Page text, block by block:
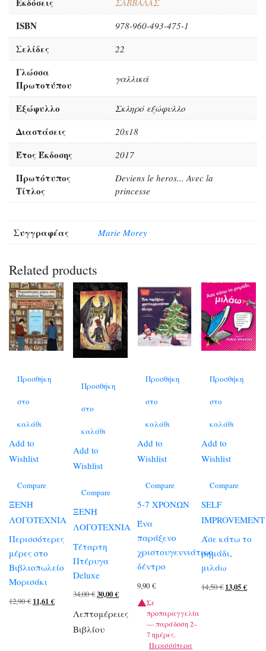
ΣΑΒΒΑΛΑΣ
ISBN 978-960-493-475-1
Σελίδες 22
Γλώσσα
Πρωτοτύπου
γαλλικά
Εξώφυλλο Σκληρό εξώφυλλο
Διαστάσεις 20x18
Έτος Έκδοσης 2017
Πρωτότυπος
Τίτλος
Deviens le heros... Avec la
princesse
Συγγραφέας Marie Morey
Related products
Προσθήκη
στο
καλάθι
Add to
Wishlist
Compare
ΞΕΝΗ
ΛΟΓΟΤΕΧΝΙΑ
Περισσότερες
μέρες στο
Βιβλιοπωλείο
Μορισάκι
12,90€ Original
11,61€Η
τρέχουσα
Προσθήκη
στο
καλάθι
Add to
Wishlist
Compare
ΞΕΝΗ
ΛΟΓΟΤΕΧΝΙΑ
Τέταρτη
Πτέρυγα
Deluxe
34,00€Original
price
30,00€Η
τρέχουσα
Λεπτομέρειες
Βιβλίου
Προσθήκη
στο
καλάθι
Add to
Wishlist
Compare
5-7 ΧΡΟΝΩΝ
Ένα
παράξενο
χριστουγεννιάτικο
δέντρο
9,90€
Σε
προπαραγγελία
— παράδοση 2–
7 ημέρες.
Περισσότερα
Προσθήκη
στο
καλάθι
Add to
Wishlist
Compare
SELF
IMPROVEMENT
Άσε κάτω το
ρημάδι,
μιλάω
14,50€ Original
13,05€Η